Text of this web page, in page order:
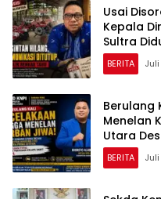
Usai
Kepala
Sultra
Media
BERITA
Berulang
Menelan
Utara
Hauling
Sultra
BERITA